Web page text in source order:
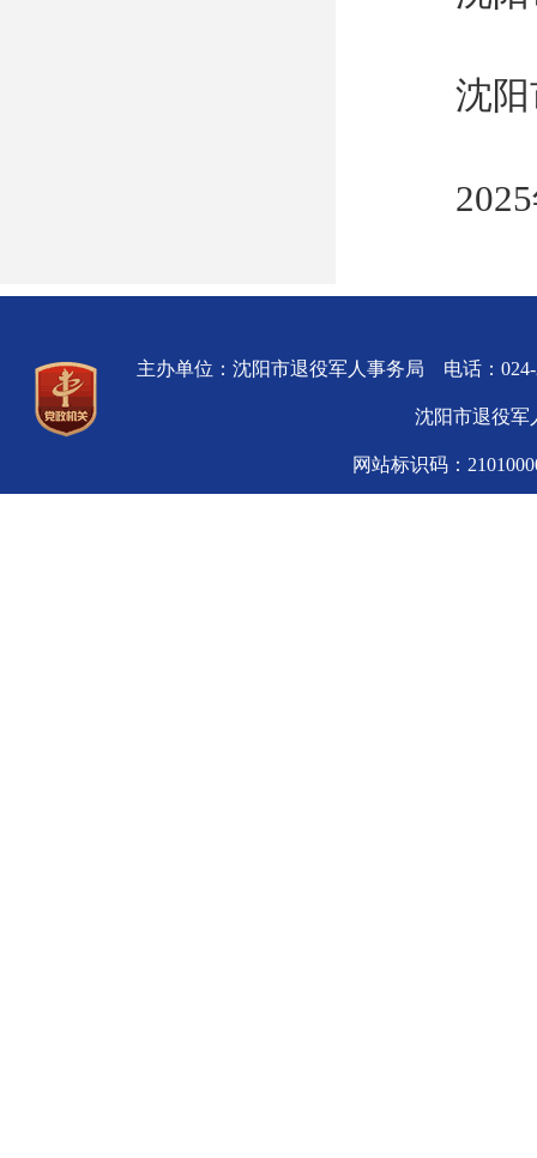
沈
主办单位：沈阳市退役军人事务局 电话：
沈阳市退役军
网站标识码：